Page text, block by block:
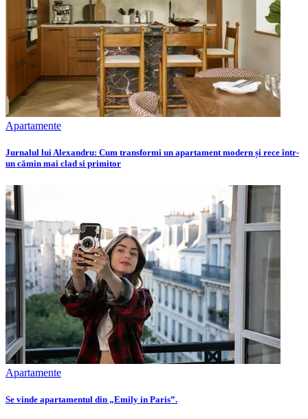
Apartamente
Jurnalul lui Alexandru: Cum transformi un apartament modern și rece într-
un cămin mai clad si primitor
Apartamente
Se vinde apartamentul din „Emily in Paris”.